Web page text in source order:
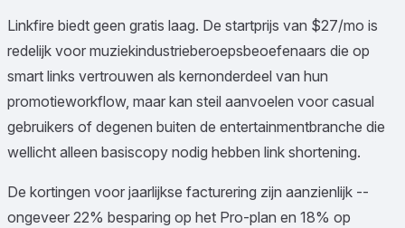
Linkfire biedt geen gratis laag. De startprijs van $27/mo is
redelijk voor muziekindustrieberoepsbeoefenaars die op
smart links vertrouwen als kernonderdeel van hun
promotieworkflow, maar kan steil aanvoelen voor casual
gebruikers of degenen buiten de entertainmentbranche die
wellicht alleen basiscopy nodig hebben link shortening.
De kortingen voor jaarlijkse facturering zijn aanzienlijk --
ongeveer 22% besparing op het Pro-plan en 18% op